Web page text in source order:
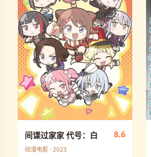
间谍过家家 代号：白 8.6
动漫电影 · 2023